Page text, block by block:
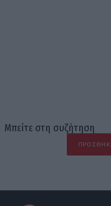
Μπείτε στη συζήτηση